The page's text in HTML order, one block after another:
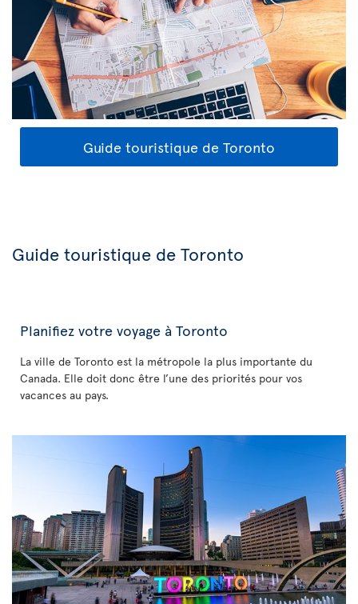
Guide touristique de Toronto
Guide touristique de Toronto
Planifiez votre voyage à Toronto
La ville de Toronto est la métropole la plus importante du
Canada. Elle doit donc être l’une des priorités pour vos
vacances au pays.